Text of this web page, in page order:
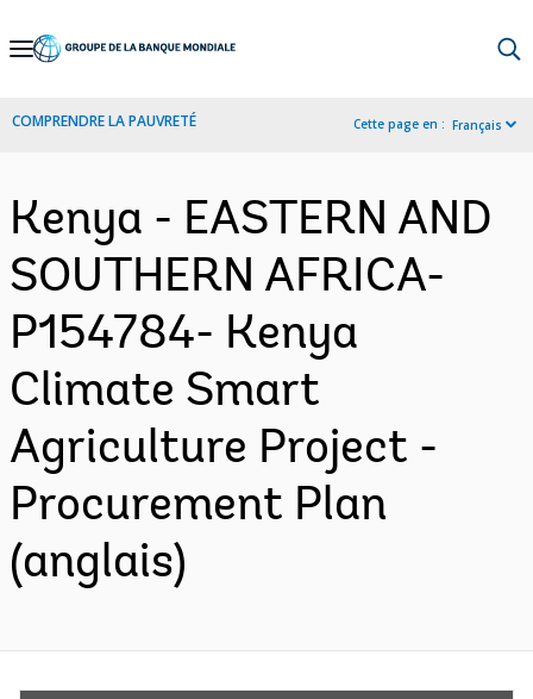
Skip
Navigation
COMPRENDRE LA PAUVRETÉ Cette page en : Français
Kenya - EASTERN AND
SOUTHERN AFRICA-
P154784- Kenya
Climate Smart
Agriculture Project -
Procurement Plan
(anglais)